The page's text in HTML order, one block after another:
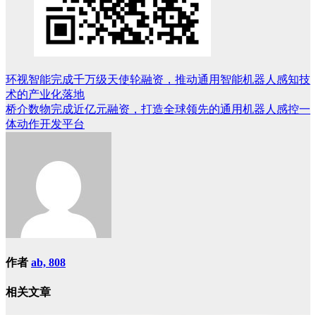
文
章
导
环视智能完成千万级天使轮融资，推动通用智能机器人感知技
术的产业化落地
桥介数物完成近亿元融资，打造全球领先的通用机器人感控一
体动作开发平台
作者 ab, 808
相关文章